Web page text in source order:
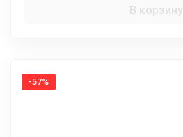
В корзину
-57%